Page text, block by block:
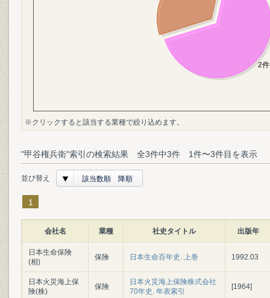
※クリックすると該当する業種で絞り込めます。
"甲谷権兵衛"索引の検索結果 全3件中3件 1件〜3件目を表示
並び替え 該当数順 降順
1
会社名 業種 社史タイトル 出版年
日本生命保険
(相)
保険 日本生命百年史. 上巻 1992.03
日本火災海上保
険(株)
保険
日本火災海上保険株式会社
70年史. 年表索引
[1964]